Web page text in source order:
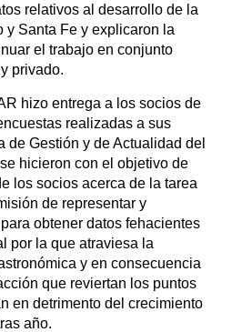
relativos al desarrollo de la
y Santa Fe y explicaron la
el trabajo en conjunto
privado.
hizo entrega a los socios de
realizadas a sus
de Gestión y de Actualidad del
hicieron con el objetivo de
los socios acerca de la tarea
de representar y
obtener datos fehacientes
por la que atraviesa la
y en consecuencia
que reviertan los puntos
en detrimento del crecimiento
año.